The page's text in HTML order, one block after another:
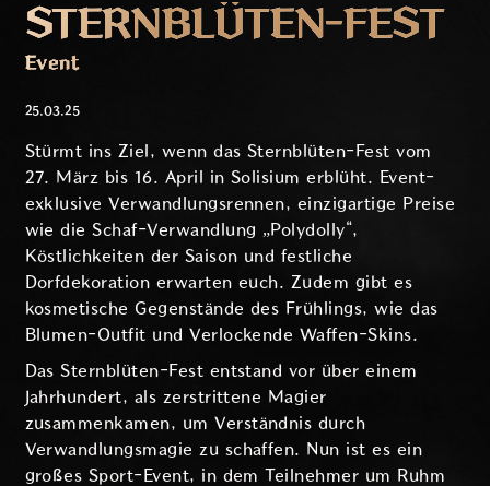
STERNBLÜTEN-FEST
Event
25.03.25
Stürmt ins Ziel, wenn das Sternblüten-Fest vom
27. März bis 16. April in Solisium erblüht. Event-
exklusive Verwandlungsrennen, einzigartige Preise
wie die Schaf-Verwandlung „Polydolly“,
Köstlichkeiten der Saison und festliche
Dorfdekoration erwarten euch. Zudem gibt es
kosmetische Gegenstände des Frühlings, wie das
Blumen-Outfit und Verlockende Waffen-Skins.
Das Sternblüten-Fest entstand vor über einem
Jahrhundert, als zerstrittene Magier
zusammenkamen, um Verständnis durch
Verwandlungsmagie zu schaffen. Nun ist es ein
großes Sport-Event, in dem Teilnehmer um Ruhm